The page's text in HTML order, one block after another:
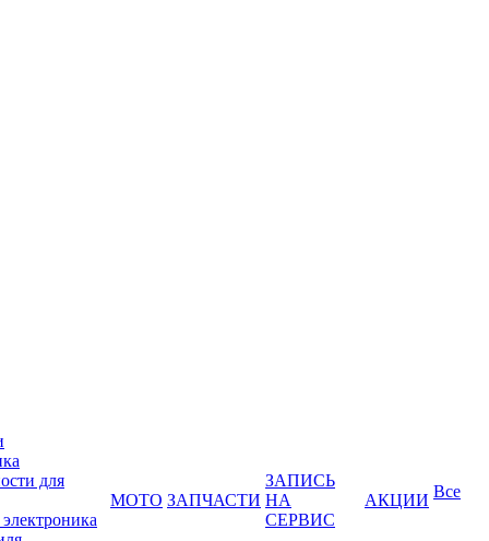
для
МОТО ЗАПЧАСТИ
ЗАПИСЬ
НА
СЕРВИС
АКЦИИ Все